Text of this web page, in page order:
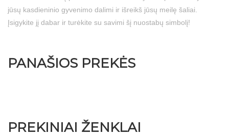
jūsų kasdieninio gyvenimo dalimi ir išreikš jūsų meilę šaliai.
Įsigykite jį dabar ir turėkite su savimi šį nuostabų simbolį!
PANAŠIOS PREKĖS
PREKINIAI ŽENKLAI